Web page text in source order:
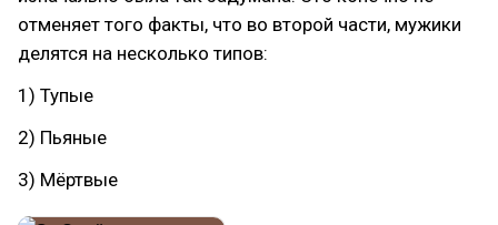
отменяет того факты, что во второй части, мужики
делятся на несколько типов:
1) Тупые
2) Пьяные
3) Мёртвые